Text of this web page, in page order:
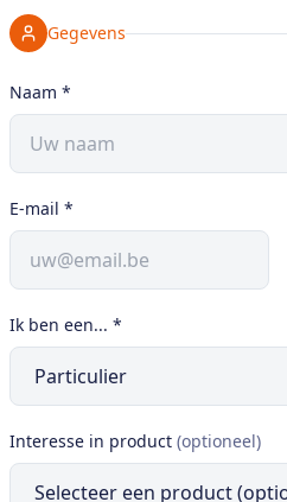
Gegevens
Naam *
E-mail *
Ik ben een... *
Interesse in product (optioneel)